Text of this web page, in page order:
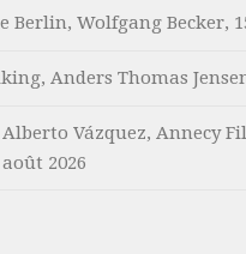
Berlin, Wolfgang Becker,
Anders Thomas
Vázquez, Annecy
2026